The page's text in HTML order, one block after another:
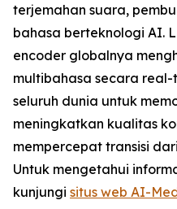
terjemahan suara,
bahasa berteknologi AI.
encoder globalnya
multibahasa secara
seluruh dunia untuk
meningkatkan kualitas
mempercepat transisi
Untuk mengetahui
kunjungi situs web AI-